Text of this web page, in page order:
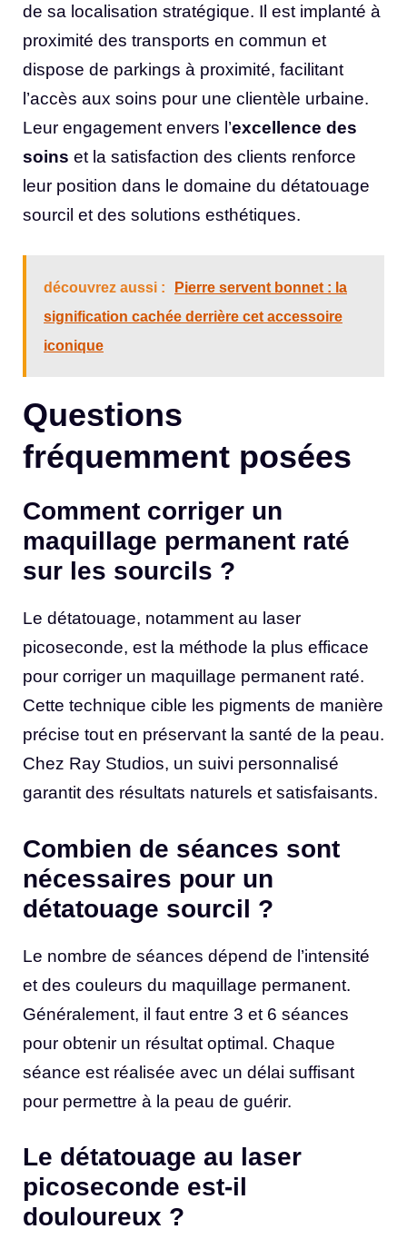
de sa localisation stratégique. Il est implanté à
proximité des transports en commun et
dispose de parkings à proximité, facilitant
l’accès aux soins pour une clientèle urbaine.
Leur engagement envers l’excellence des
soins et la satisfaction des clients renforce
leur position dans le domaine du détatouage
sourcil et des solutions esthétiques.
découvrez aussi :
Pierre servent bonnet : la
signification cachée derrière cet accessoire
iconique
Questions
fréquemment posées
Comment corriger un
maquillage permanent raté
sur les sourcils ?
Le détatouage, notamment au laser
picoseconde, est la méthode la plus efficace
pour corriger un maquillage permanent raté.
Cette technique cible les pigments de manière
précise tout en préservant la santé de la peau.
Chez Ray Studios, un suivi personnalisé
garantit des résultats naturels et satisfaisants.
Combien de séances sont
nécessaires pour un
détatouage sourcil ?
Le nombre de séances dépend de l’intensité
et des couleurs du maquillage permanent.
Généralement, il faut entre 3 et 6 séances
pour obtenir un résultat optimal. Chaque
séance est réalisée avec un délai suffisant
pour permettre à la peau de guérir.
Le détatouage au laser
picoseconde est-il
douloureux ?